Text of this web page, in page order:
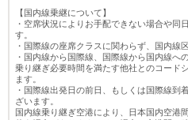
【国内線乗継について】
・空席状況によりお手配できない場合や同
す。
・国際線の座席クラスに関わらず、国内線
・国内線から国際線、国際線から国内線
乗り継ぎ必要時間を満たす他社とのコード
ます。
・国際線出発日の前日、もしくは国際線
ざいます。
国内線乗り継ぎ空港により、日本国内空港